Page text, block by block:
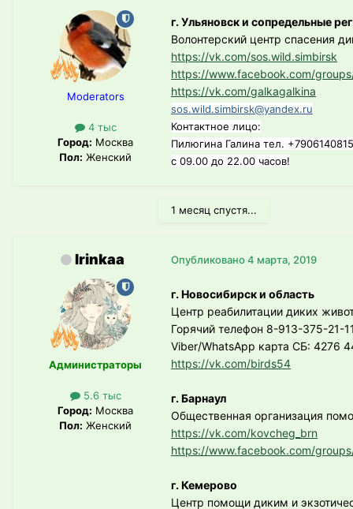
Moderators
4 тыс
Город: Москва
Пол: Женский
г. Ульяновск и сопредельные
Волонтерский центр спасения
https://vk.com/sos.wild.simbirsk
https://www.facebook.com/
https://vk.com/galkagalkina
sos.wild.simbirsk@yandex.ru
Контактное лицо:
Пилюгина Галина тел.
с 09.00 до 22.00 часов!
1 месяц спустя...
Irinkaa
Администраторы
5.6 тыс
Город: Москва
Пол: Женский
Опубликовано4 марта, 2019
г. Новосибирск и область
Центр реабилитации диких
Горячий телефон 8-913-375-21-
Viber/WhatsApp карта СБ: 4276
https://vk.com/birds54
г. Барнаул
Общественная организация
https://vk.com/kovcheg_brn
https://www.facebook.com/
г. Кемерово
Центр помощи диким и